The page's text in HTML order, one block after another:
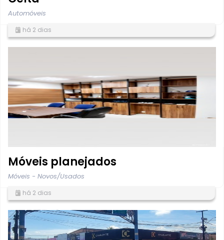
Automóveis
há 2 dias
Móveis planejados
Móveis - Novos/Usados
há 2 dias